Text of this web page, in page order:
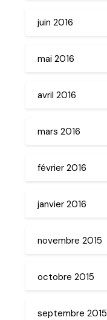
juin 2016
mai 2016
avril 2016
mars 2016
février 2016
janvier 2016
novembre 2015
octobre 2015
septembre 2015